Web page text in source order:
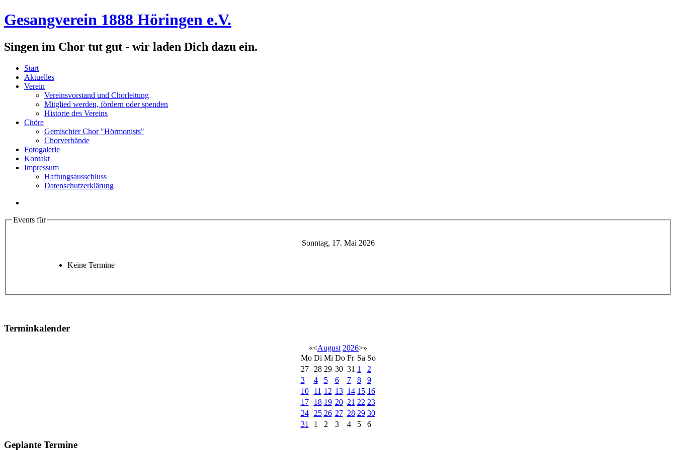
Gesangverein 1888 Höringen e.V.
Singen im Chor tut gut - wir laden Dich dazu ein.
Start
Aktuelles
Verein
Vereinsvorstand und Chorleitung
Mitglied werden, fördern oder spenden
Historie des Vereins
Chöre
Gemischter Chor "Hörmonists"
Chorverbände
Fotogalerie
Kontakt
Impressum
Haftungsausschluss
Datenschutzerklärung
Events für
Sonntag, 17. Mai 2026
Keine Termine
Terminkalender
«<August 2026>»
Mo Di Mi Do Fr Sa So
27
28 29 30 31 1
2
3
4 5 6 7 8
9
10
11 12 13 14 15 16
17
18 19 20 21 22 23
24
25 26 27 28 29 30
31
1 2 3 4 5 6
Geplante Termine